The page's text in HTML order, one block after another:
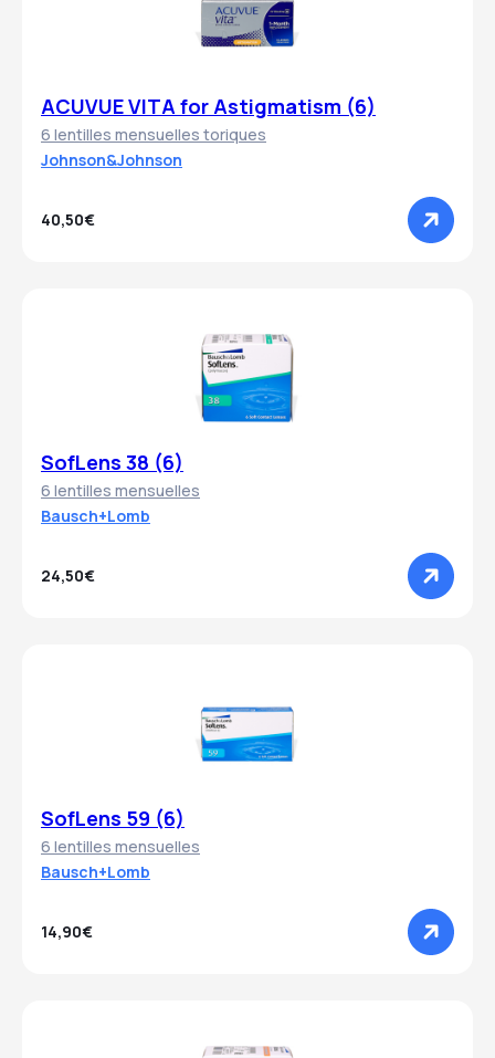
ACUVUE VITA for Astigmatism (6)
6 lentilles mensuelles toriques
Johnson&Johnson
40,50€
SofLens 38 (6)
6 lentilles mensuelles
Bausch+Lomb
24,50€
SofLens 59 (6)
6 lentilles mensuelles
Bausch+Lomb
14,90€